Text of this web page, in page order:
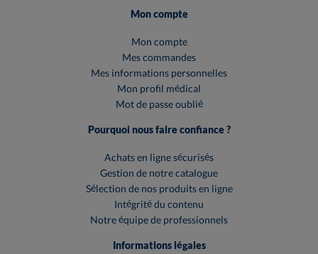
Mon compte
Mon compte
Mes commandes
Mes informations personnelles
Mon profil médical
Mot de passe oublié
Pourquoi nous faire confiance ?
Achats en ligne sécurisés
Gestion de notre catalogue
Sélection de nos produits en ligne
Intégrité du contenu
Notre équipe de professionnels
Informations légales